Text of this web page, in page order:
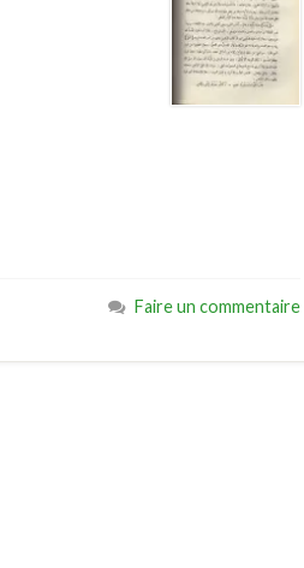
Faire un commentaire